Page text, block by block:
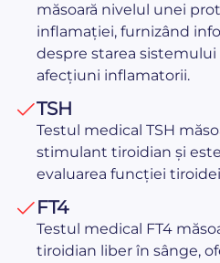
măsoară nivelul unei
inflamației, furnizând
despre starea
afecțiuni inflamatorii.
TSH
Testul medical TSH
stimulant tiroidian și
evaluarea funcției
FT4
Testul medical FT4
tiroidian liber în sânge,